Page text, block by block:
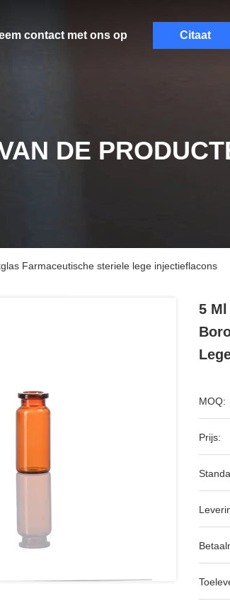
contact met ons op Citaat
DE
Farmaceutische steriele lege injectieflacons
5
MOQ:
Prijs: